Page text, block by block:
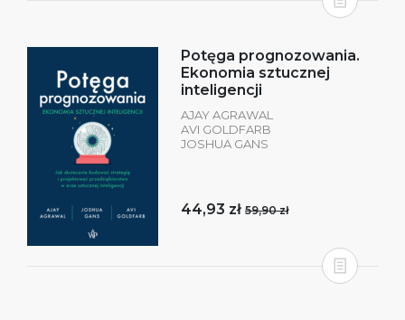
Potęga prognozowania.
Ekonomia sztucznej
inteligencji
AJAY AGRAWAL
AVI GOLDFARB
JOSHUA GANS
44,93 zł 59,90 zł